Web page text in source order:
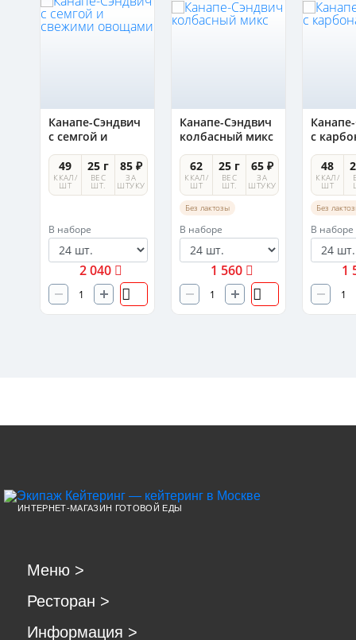
Канапе-Сэндвич
с семгой и
свежими
овощами
49
ККАЛ/
ШТ
25 г
ВЕС
ШТ.
85 ₽
ЗА
ШТУКУ
В наборе
2 040
Канапе-Сэндвич
колбасный микс
62
ККАЛ/
ШТ
25 г
ВЕС
ШТ.
65 ₽
ЗА
ШТУКУ
Без лактозы
В наборе
1 560
с
48
ККАЛ/
ШТ
Без
В наборе
1
ИНТЕРНЕТ-МАГАЗИН ГОТОВОЙ ЕДЫ
Меню >
Ресторан >
Информация >